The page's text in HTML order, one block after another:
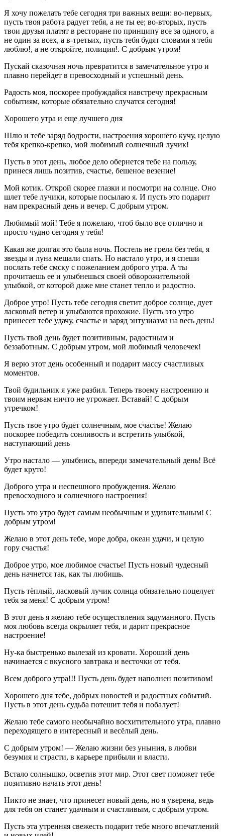
Я хочу пожелать тебе сегодня три важных вещи: во-первых,
пусть твоя работа радует тебя, а не ты ее; во-вторых, пусть
твои друзья платят в ресторане по принципу все за одного, а
не один за всех, а в-третьих, пусть тебя будят словами я тебя
люблю!, а не откройте, полиция!. С добрым утром!
Пускай сказочная ночь превратится в замечательное утро и
плавно перейдет в превосходный и успешный день.
Радость моя, поскорее пробуждайся навстречу прекрасным
событиям, которые обязательно случатся сегодня!
Хорошего утра и еще лучшего дня
Шлю и тебе заряд бодрости, настроения хорошего кучу, целую
тебя крепко-крепко, мой любимый солнечный лучик!
Пусть в этот день, любое дело обернется тебе на пользу,
принеся лишь позитив, счастье, бешеное везение!
Мой котик. Открой скорее глазки и посмотри на солнце. Оно
шлет тебе лучики, которые посылаю я. И пусть это подарит
нам прекрасный день и вечер. С добрым утром.
Любимый мой! Тебе я пожелаю, чтоб было все отлично и
просто чудно сегодня у тебя!
Какая же долгая это была ночь. Постель не грела без тебя, я
звезды и луна мешали спать. Но настало утро, и я спеши
послать тебе смску с пожеланием доброго утра. А ты
прочитаешь ее и улыбнешься своей обворожительной
улыбкой, от которой даже мне станет тепло и радостно.
Доброе утро! Пусть тебе сегодня светит доброе солнце, дует
ласковый ветер и улыбаются прохожие. Пусть это утро
принесет тебе удачу, счастье и заряд энтузиазма на весь день!
Пусть твой день будет позитивным, радостным и
беззаботным. С добрым утром, мой любимый человечек!
Я верю этот день особенный и подарит массу счастливых
моментов.
Твой будильник я уже разбил. Теперь твоему настроению и
твоим нервам ничто не угрожает. Вставай! С добрым
утречком!
Пусть твое утро будет солнечным, мое счастье! Желаю
поскорее победить сонливость и встретить улыбкой,
наступающий день
Утро настало — улыбнись, впереди замечательный день! Всё
будет круто!
Доброго утра и неспешного пробуждения. Желаю
превосходного и солнечного настроения!
Пусть это утро будет самым необычным и удивительным! С
добрым утром!
Желаю в этот день тебе, море добра, океан удачи, и целую
гору счастья!
Доброе утро, мое любимое счастье! Пусть новый чудесный
день начнется так, как ты любишь.
Пусть тёплый, ласковый лучик солнца обязательно поцелует
тебя за меня! С добрым утром!
В этот день я желаю тебе осуществления задуманного. Пусть
моя любовь всегда окрыляет тебя, и дарит прекрасное
настроение!
Ну-ка быстренько вылезай из кровати. Хороший день
начинается с вкусного завтрака и весточки от тебя.
Всем доброго утра!!! Пусть день будет наполнен позитивом!
Хорошего дня тебе, добрых новостей и радостных событий.
Пусть в этот день судьба потешит тебя и побалует!
Желаю тебе самого необычайно восхитительного утра, плавно
переходящего в интересный и весёлый день.
С добрым утром! — Желаю жизни без уныния, в любви
безумия и страсти, в карьере прибыли и власти.
Встало солнышко, осветив этот мир. Этот свет поможет тебе
позитивно начать этот день!
Никто не знает, что принесет новый день, но я уверена, ведь
для тебя он станет удачным и счастливым, с добрым утром.
Пусть эта утренняя свежесть подарит тебе много впечатлений